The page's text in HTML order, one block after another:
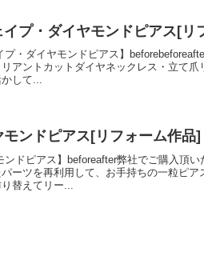
プ・ダイヤモンドピアス[リ
プ・ダイヤモンドピアス】
アントカットダイヤネックレス・立て爪
して...
ンドピアス[リフォーム作品]
ンドピアス】beforeafter弊社でご購入頂
ーツを再利用して、お手持ちの一粒ピ
替えてリー...